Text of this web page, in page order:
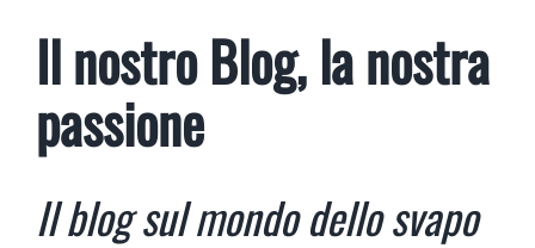
Il nostro Blog, la nostra
passione
Il blog sul mondo dello svapo